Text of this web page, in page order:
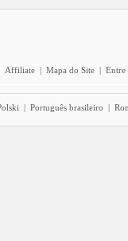
Affiliate | Mapa do Site | Entre
| Português brasileiro |